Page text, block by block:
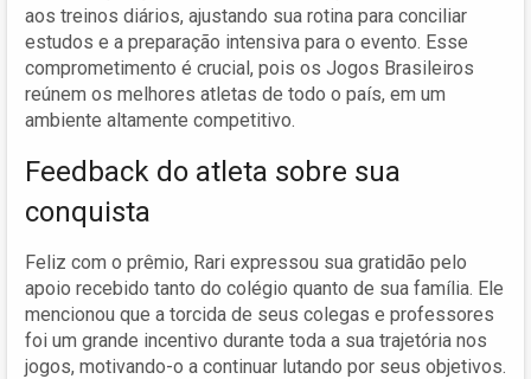
aos treinos diários, ajustando sua rotina para conciliar
estudos e a preparação intensiva para o evento. Esse
comprometimento é crucial, pois os Jogos Brasileiros
reúnem os melhores atletas de todo o país, em um
ambiente altamente competitivo.
Feedback do atleta sobre sua
conquista
Feliz com o prêmio, Rari expressou sua gratidão pelo
apoio recebido tanto do colégio quanto de sua família. Ele
mencionou que a torcida de seus colegas e professores
foi um grande incentivo durante toda a sua trajetória nos
jogos, motivando-o a continuar lutando por seus objetivos.